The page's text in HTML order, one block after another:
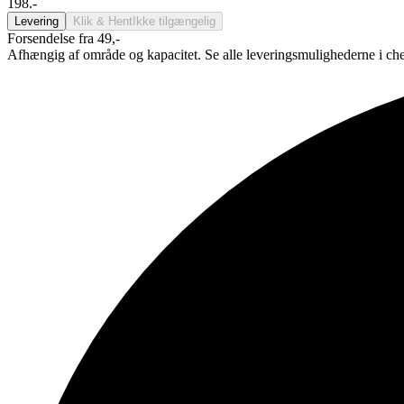
Levering Klik & Hent Ikke tilgængelig
Forsendelse fra 49,-
Afhængig af område og kapacitet. Se alle leveringsmulighederne i